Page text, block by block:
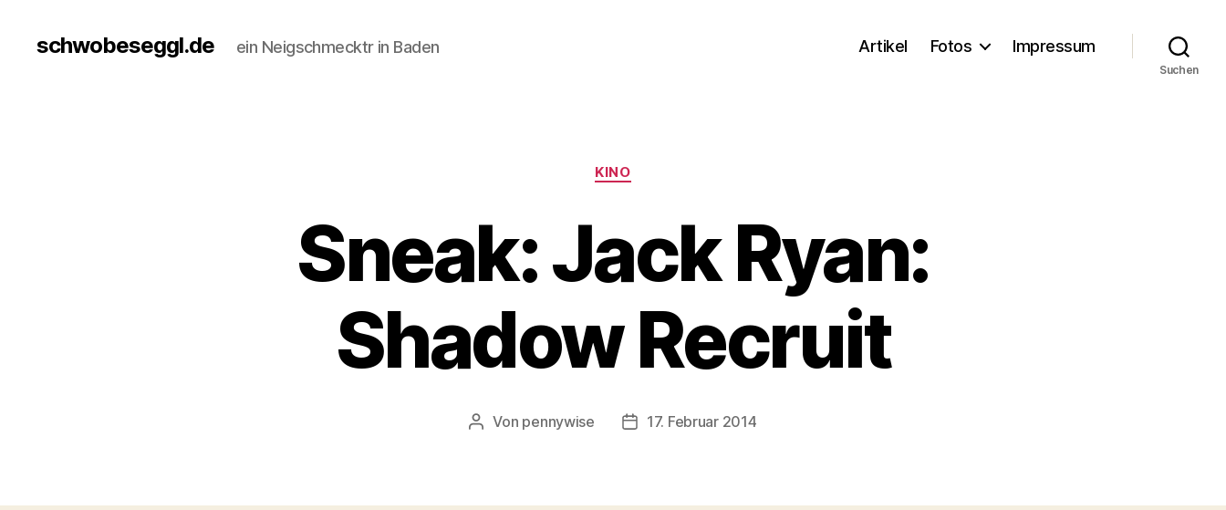
schwobeseggl.de ein Neigschmecktr in Baden Artikel Fotos Impressum
Suchen
Kategorien
KINO
Sneak: Jack Ryan:
Shadow Recruit
Beitragsautor
Von pennywise Veröffentlichungsdatum
17. Februar 2014